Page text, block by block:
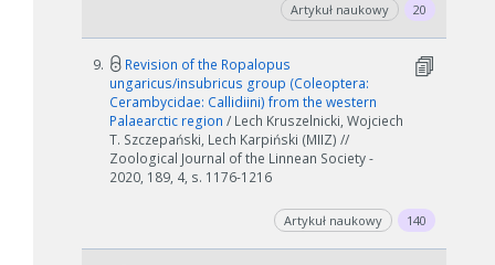
Artykuł naukowy 20
9.
Revision of the Ropalopus
ungaricus/insubricus group (Coleoptera:
Cerambycidae: Callidiini) from the western
Palaearctic region / Lech Kruszelnicki, Wojciech
T. Szczepański, Lech Karpiński (MIIZ) //
Zoological Journal of the Linnean Society -
2020, 189, 4, s. 1176-1216
Artykuł naukowy 140